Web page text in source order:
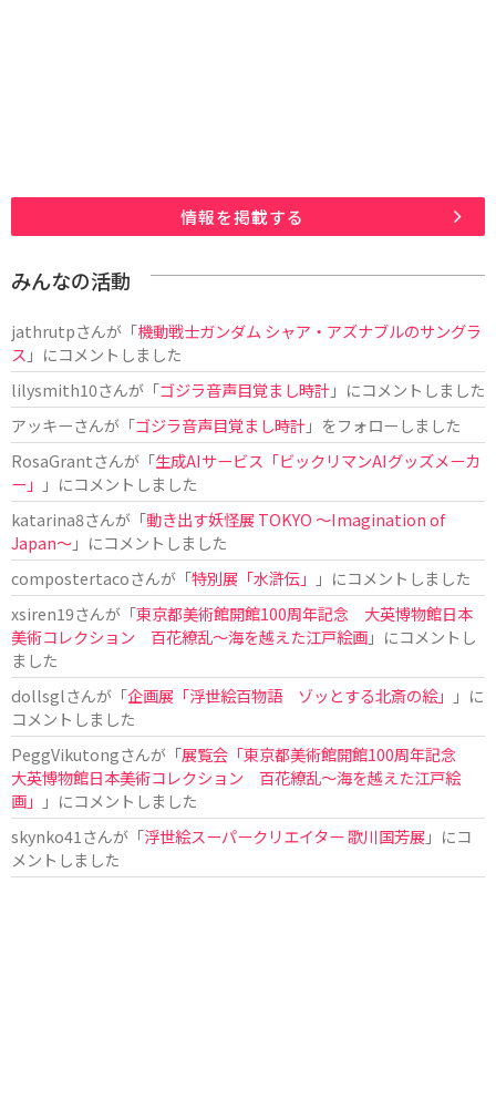
情報を掲載する
みんなの活動
jathrutpさんが「機動戦士ガンダム シャア・アズナブルのサングラ
ス 」にコメントしました
lilysmith10さんが「ゴジラ音声目覚まし時計」にコメントしました
アッキーさんが「ゴジラ音声目覚まし時計」をフォローしました
RosaGrantさんが「生成AIサービス「ビックリマンAIグッズメーカ
ー」
」にコメントしました
katarina8さんが「動き出す妖怪展 TOKYO 〜Imagination of
Japan〜」にコメントしました
compostertacoさんが「特別展「水滸伝」
」にコメントしました
xsiren19さんが「東京都美術館開館100周年記念 大英博物館日本
美術コレクション 百花繚乱～海を越えた江戸絵画」にコメントし
ました
dollsglさんが「企画展「浮世絵百物語 ゾッとする北斎の絵」
」に
コメントしました
PeggVikutongさんが「展覧会「東京都美術館開館100周年記念
大英博物館日本美術コレクション 百花繚乱〜海を越えた江戸絵
画」
」にコメントしました
skynko41さんが「浮世絵スーパークリエイター 歌川国芳展 」にコ
メントしました